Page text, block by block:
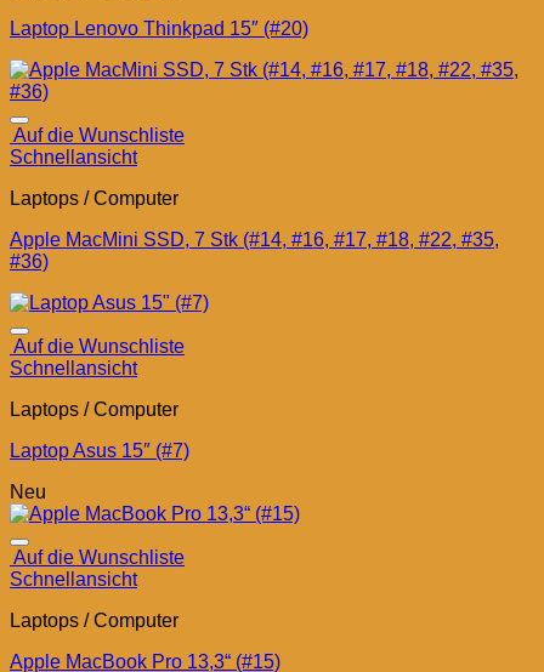
Laptop Lenovo Thinkpad 15″ (#20)
Auf die Wunschliste
Schnellansicht
Laptops / Computer
Apple MacMini SSD, 7 Stk (#14, #16, #17, #18, #22, #35,
#36)
Auf die Wunschliste
Schnellansicht
Laptops / Computer
Laptop Asus 15″ (#7)
Neu
Auf die Wunschliste
Schnellansicht
Laptops / Computer
Apple MacBook Pro 13,3“ (#15)